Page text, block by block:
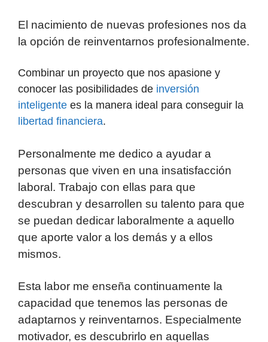
El nacimiento de nuevas profesiones nos da
la opción de reinventarnos profesionalmente.
Combinar un proyecto que nos apasione y
conocer las posibilidades de inversión
inteligente es la manera ideal para conseguir la
libertad financiera.
Personalmente me dedico a ayudar a
personas que viven en una insatisfacción
laboral. Trabajo con ellas para que
descubran y desarrollen su talento para que
se puedan dedicar laboralmente a aquello
que aporte valor a los demás y a ellos
mismos.
Esta labor me enseña continuamente la
capacidad que tenemos las personas de
adaptarnos y reinventarnos. Especialmente
motivador, es descubrirlo en aquellas